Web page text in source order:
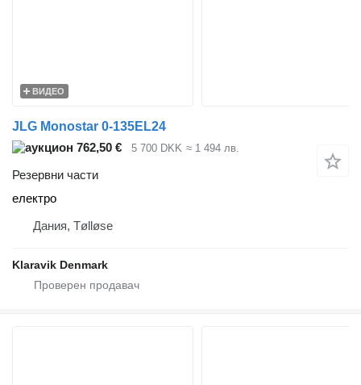
ВИДЕО
JLG Monostar 0-135EL24
762,50 €
5 700 DKK ≈ 1 494 лв.
Резервни части
електро
Дания, Tølløse
Klaravik Denmark